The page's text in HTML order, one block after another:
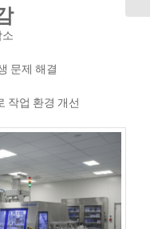
소
문제 해결
작업 환경 개선